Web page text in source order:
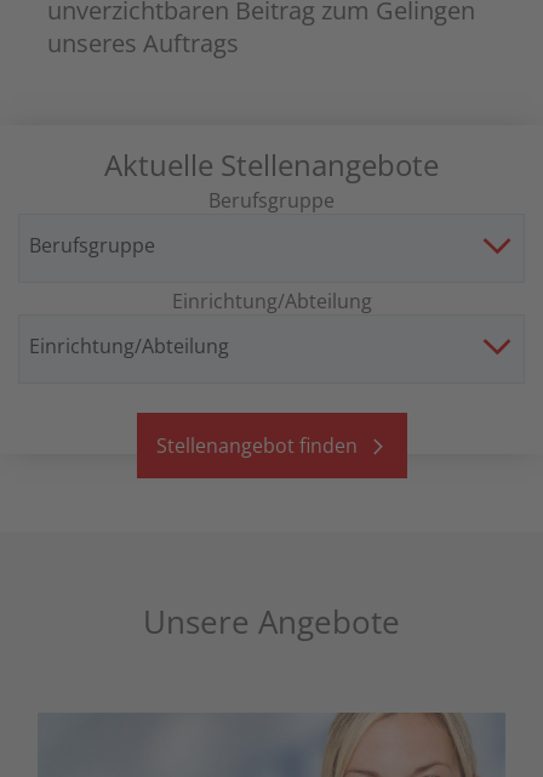
unverzichtbaren Beitrag zum Gelingen
unseres Auftrags
Aktuelle Stellenangebote
Berufsgruppe
Berufsgruppe
Einrichtung/Abteilung
Einrichtung/Abteilung
Stellenangebot finden
Unsere Angebote